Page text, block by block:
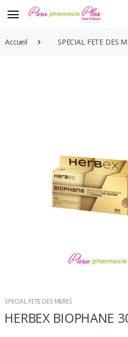
Accueil SPECIAL FETE DES
SPECIAL FETE DES MERES
HERBEX BIOPHANE